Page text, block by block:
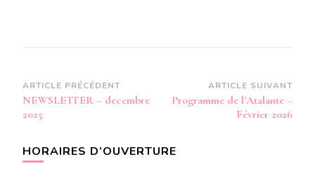
Navigation
d’article
ARTICLE PRÉCÉDENT
NEWSLETTER – decembre
2025
ARTICLE SUIVANT
Programme de l’Atalante –
Février 2026
HORAIRES D’OUVERTURE